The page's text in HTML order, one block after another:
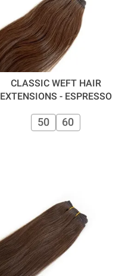
CLASSIC WEFT HAIR
EXTENSIONS - ESPRESSO
50 60